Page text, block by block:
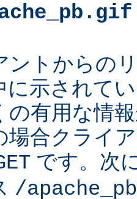
ントからの
に示されて
の有用な情
場合クライ
です。次
/